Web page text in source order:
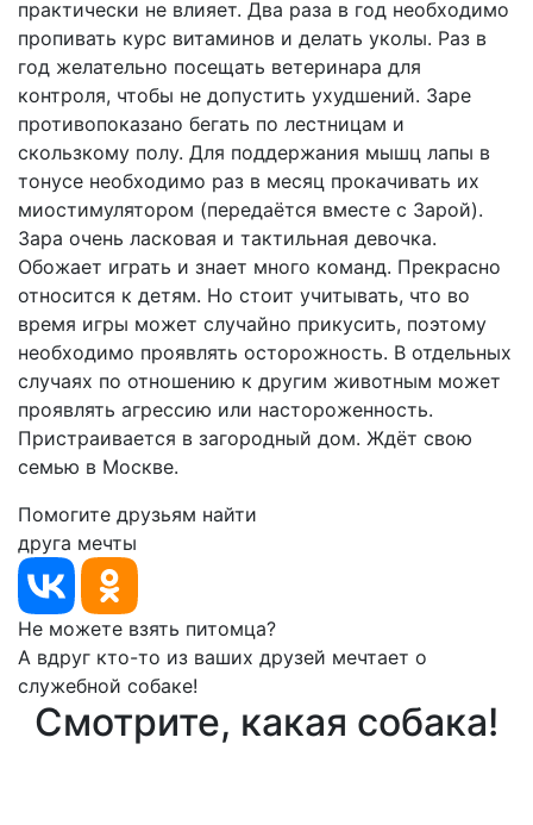
практически не влияет. Два раза в год необходимо
пропивать курс витаминов и делать уколы. Раз в
год желательно посещать ветеринара для
контроля, чтобы не допустить ухудшений. Заре
противопоказано бегать по лестницам и
скользкому полу. Для поддержания мышц лапы в
тонусе необходимо раз в месяц прокачивать их
миостимулятором (передаётся вместе с Зарой).
Зара очень ласковая и тактильная девочка.
Обожает играть и знает много команд. Прекрасно
относится к детям. Но стоит учитывать, что во
время игры может случайно прикусить, поэтому
необходимо проявлять осторожность. В отдельных
случаях по отношению к другим животным может
проявлять агрессию или настороженность.
Пристраивается в загородный дом. Ждёт свою
семью в Москве.
Помогите друзьям найти
друга мечты
Не можете взять питомца?
А вдруг кто-то из ваших друзей мечтает о
служебной собаке!
Смотрите, какая собака!